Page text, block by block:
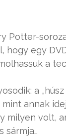
Potter-
hogy egy
a
a
annak
milyen volt,
sármja…